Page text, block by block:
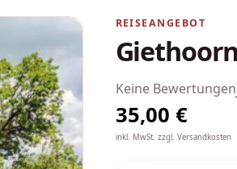
REISEANGEBOT
Keine Bewertungen
35,00 €
inkl. MwSt. zzgl. Versandkosten